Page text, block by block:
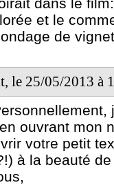
et le
de
le 25/05/2013 à
ouvrant mon
votre petit
à la beauté